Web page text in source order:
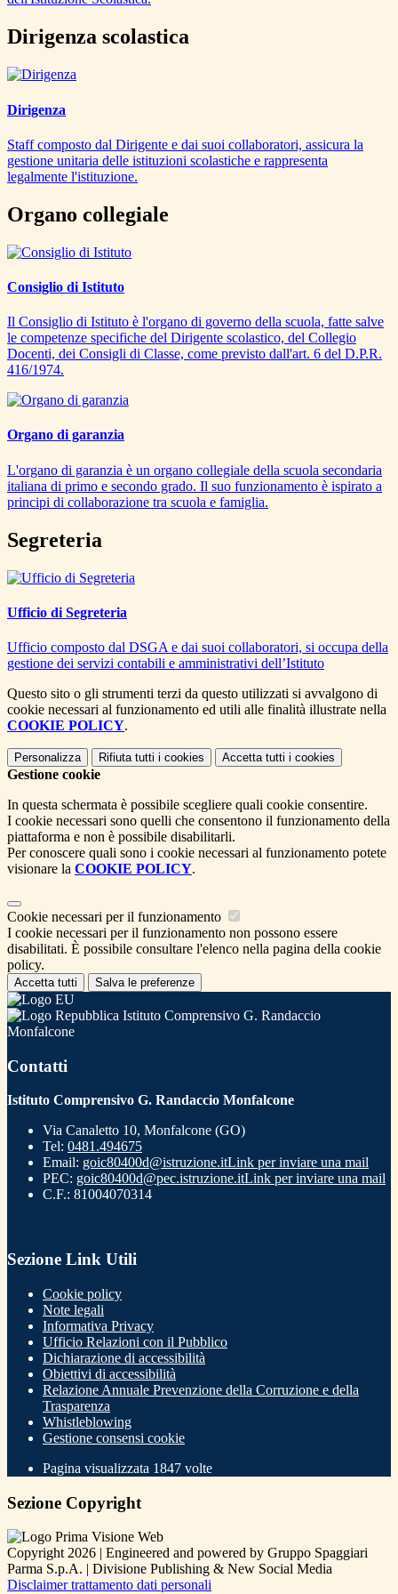
Dirigenza scolastica
Dirigenza
Staff composto dal Dirigente e dai suoi collaboratori, assicura la
gestione unitaria delle istituzioni scolastiche e rappresenta
legalmente l'istituzione.
Organo collegiale
Consiglio di Istituto
Il Consiglio di Istituto è l'organo di governo della scuola, fatte salve
le competenze specifiche del Dirigente scolastico, del Collegio
Docenti, dei Consigli di Classe, come previsto dall'art. 6 del D.P.R.
416/1974.
Organo di garanzia
L'organo di garanzia è un organo collegiale della scuola secondaria
italiana di primo e secondo grado. Il suo funzionamento è ispirato a
principi di collaborazione tra scuola e famiglia.
Segreteria
Ufficio di Segreteria
Ufficio composto dal DSGA e dai suoi collaboratori, si occupa della
gestione dei servizi contabili e amministrativi dell’Istituto
Questo sito o gli strumenti terzi da questo utilizzati si avvalgono di
cookie necessari al funzionamento ed utili alle finalità illustrate nella
COOKIE POLICY.
Personalizza Rifiuta tutti i cookies Accetta tutti i cookies
Gestione cookie
In questa schermata è possibile scegliere quali cookie consentire.
I cookie necessari sono quelli che consentono il funzionamento della
piattaforma e non è possibile disabilitarli.
Per conoscere quali sono i cookie necessari al funzionamento potete
visionare la COOKIE POLICY.
Cookie necessari per il funzionamento
I cookie necessari per il funzionamento non possono essere
disabilitati. È possibile consultare l'elenco nella pagina della cookie
policy.
Accetta tutti Salva le preferenze
Istituto Comprensivo G. Randaccio
Monfalcone
Contatti
Istituto Comprensivo G. Randaccio Monfalcone
Via Canaletto 10, Monfalcone (GO)
Tel: 0481.494675
Email: goic80400d@istruzione.itLink per inviare una mail
PEC: goic80400d@pec.istruzione.itLink per inviare una mail
C.F.: 81004070314
Sezione Link Utili
Cookie policy
Note legali
Informativa Privacy
Ufficio Relazioni con il Pubblico
Dichiarazione di accessibilità
Obiettivi di accessibilità
Relazione Annuale Prevenzione della Corruzione e della
Trasparenza
Whistleblowing
Gestione consensi cookie
Pagina visualizzata 1847 volte
Sezione Copyright
Copyright 2026 | Engineered and powered by Gruppo Spaggiari
Parma S.p.A. | Divisione Publishing & New Social Media
Disclaimer trattamento dati personali